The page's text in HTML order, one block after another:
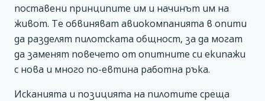
поставени принципите им и начинът им на
живот. Те обвиняват авиокомпанията в опити
да разделят пилотската общност, за да могат
да заменят повечето от опитните си екипажи
с нова и много по-евтина работна ръка.
Исканията и позицията на пилотите среща